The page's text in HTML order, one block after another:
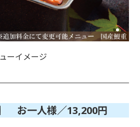
ーイメージ
お一人様／13,200円